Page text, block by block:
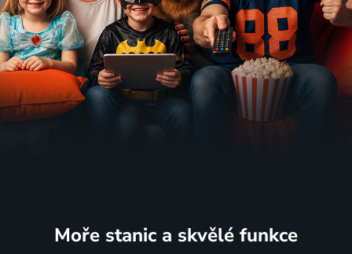
Moře stanic a skvělé funkce